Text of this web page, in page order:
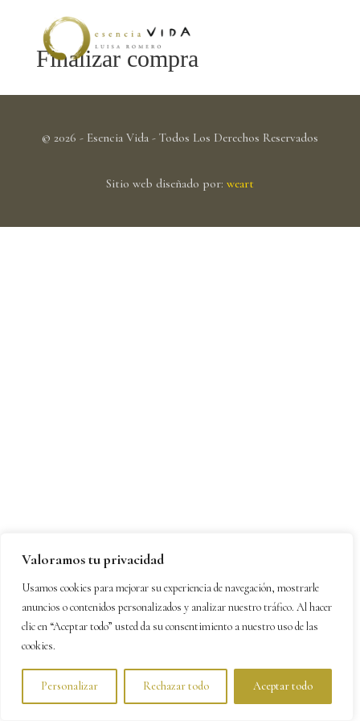
Valoramos tu privacidad
Usamos cookies para mejorar su experiencia de navegación, mostrarle
anuncios o contenidos personalizados y analizar nuestro tráfico. Al hacer
clic en “Aceptar todo” usted da su consentimiento a nuestro uso de las
cookies.
Personalizar Rechazar todo Aceptar todo
Finalizar compra
© 2026 - Esencia Vida - Todos Los Derechos Reservados
Sitio web diseñado por: weart